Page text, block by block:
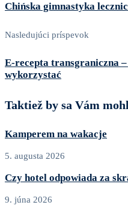
Chińska gimnastyka
Nasledujúci príspevok
E‑recepta transgraniczna
wykorzystać
Taktiež by sa Vám
Kamperem na wakacje
5. augusta 2026
Czy hotel odpowiada za
9. júna 2026